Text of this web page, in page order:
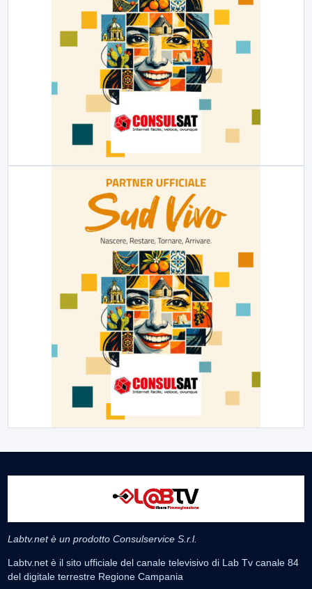
Labtv.net è un prodotto Consulservice S.r.l.
Labtv.net è il sito ufficiale del canale televisivo di Lab Tv canale 84
del digitale terrestre Regione Campania